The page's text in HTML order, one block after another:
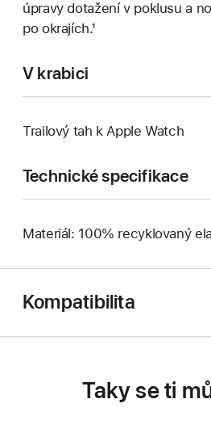
úpravy dotažení v poklusu a
po okrajích.¹
V krabici
Trailový tah k Apple Watch
Technické specifikace
Materiál: 100% recyklovaný
Kompatibilita
Taky se ti